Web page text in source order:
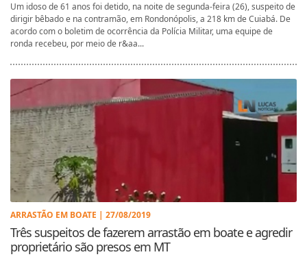
Um idoso de 61 anos foi detido, na noite de segunda-feira (26), suspeito de
dirigir bêbado e na contramão, em Rondonópolis, a 218 km de Cuiabá. De
acordo com o boletim de ocorrência da Polícia Militar, uma equipe de
ronda recebeu, por meio de r&aa...
ARRASTÃO EM BOATE | 27/08/2019
Três suspeitos de fazerem arrastão em boate e agredir
proprietário são presos em MT